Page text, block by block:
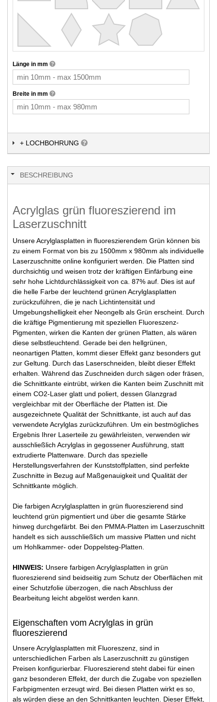
Länge in mm
Breite in mm
+ LOCHBOHRUNG
BESCHREIBUNG
Acrylglas grün fluoreszierend im
Laserzuschnitt
Unsere Acrylglasplatten in fluoreszierendem Grün können bis
zu einem Format von bis zu 1500mm x 980mm als individuelle
Laserzuschnitte online konfiguriert werden. Die Platten sind
durchsichtig und weisen trotz der kräftigen Einfärbung eine
sehr hohe Lichtdurchlässigkeit von ca. 87% auf. Dies ist auf
die helle Farbe der leuchtend grünen Acrylglasplatten
zurückzuführen, die je nach Lichtintensität und
Umgebungshelligkeit eher Neongelb als Grün erscheint. Durch
die kräftige Pigmentierung mit speziellen Fluoreszenz-
Pigmenten, wirken die Kanten der grünen Platten, als wären
diese selbstleuchtend. Gerade bei den hellgrünen,
neonartigen Platten, kommt dieser Effekt ganz besonders gut
zur Geltung. Durch das Laserschneiden, bleibt dieser Effekt
erhalten. Während das Zuschneiden durch sägen oder fräsen,
die Schnittkante eintrübt, wirken die Kanten beim Zuschnitt mit
einem CO2-Laser glatt und poliert, dessen Glanzgrad
vergleichbar mit der Oberfläche der Platten ist. Die
ausgezeichnete Qualität der Schnittkante, ist auch auf das
verwendete Acrylglas zurückzuführen. Um ein bestmögliches
Ergebnis Ihrer Laserteile zu gewährleisten, verwenden wir
ausschließlich Acrylglas in gegossener Ausführung, statt
extrudierte Plattenware. Durch das spezielle
Herstellungsverfahren der Kunststoffplatten, sind perfekte
Zuschnitte in Bezug auf Maßgenauigkeit und Qualität der
Schnittkante möglich.
Die farbigen Acrylglasplatten in grün fluoreszierend sind
leuchtend grün pigmentiert und über die gesamte Stärke
hinweg durchgefärbt. Bei den PMMA-Platten im Laserzuschnitt
handelt es sich ausschließlich um massive Platten und nicht
um Hohlkammer- oder Doppelsteg-Platten.
HINWEIS: Unsere farbigen Acrylglasplatten in grün
fluoreszierend sind beidseitig zum Schutz der Oberflächen mit
einer Schutzfolie überzogen, die nach Abschluss der
Bearbeitung leicht abgelöst werden kann.
Eigenschaften vom Acrylglas in grün
fluoreszierend
Unsere Acrylglasplatten mit Fluoreszenz, sind in
unterschiedlichen Farben als Laserzuschnitt zu günstigen
Preisen konfigurierbar. Fluoreszierend steht dabei für einen
ganz besonderen Effekt, der durch die Zugabe von speziellen
Farbpigmenten erzeugt wird. Bei diesen Platten wirkt es so,
als würden diese an den Schnittkanten leuchten. Dieser Effekt,